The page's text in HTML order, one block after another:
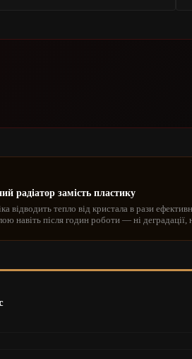
радіатор замість пластику
відводить тепло від кристала в рази
навіть після годин роботи — ні деградації,